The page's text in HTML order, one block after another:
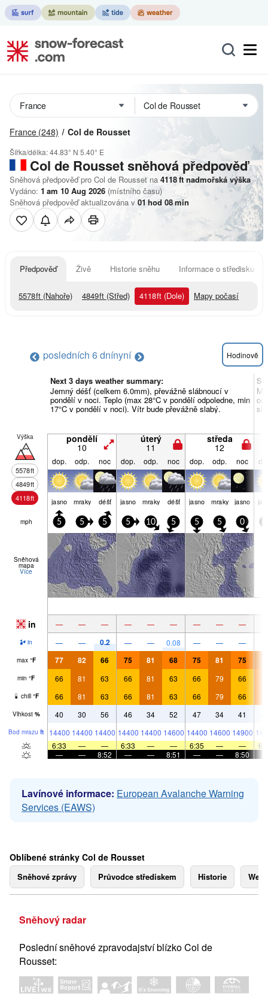
France (248) Col de Rousset
Šířka/délka:44.83° N 5.40° E
Col de Roussetsněhová předpověď
Sněhová předpověď pro Col de Rousset na 4118ft nadmořská výška
Vydáno: 1 am 10 Aug 2026 (místního času)
Sněhová předpověď aktualizována v 01 hod 08min
Předpověď Živě Historie sněhu Informace o středisku
5578ft (Nahoře) 4849ft (Střed) 4118ft (Dole) Mapy počasí
posledních 6 dnínyní Hodinově
Next 3 days weather summary:
Jemný déšť (celkem 6.0mm), převážně slábnoucí v
pondělí v noci. Teplo (max 28°C v pondělí odpoledne, min
17°C v pondělí v noci). Vítr bude převážně slabý.
Výška
5578ft
4849ft
4118ft
pondělí
10
úterý
11
středa
12
dop. odp. noc dop. odp. noc dop. odp. noc
jasno mraky déšť jasno mraky déšť jasno mraky jasno
mph 5 5 5 5 10 5 5 5 0
Sněhová
mapa
Více
in — — — — — — — — —
in — — 0.2 — — 0.08 — — —
max °F 77 82 66 75 81 68 75 81 75
min °F 66 81 63 66 81 63 66 79 66
chill °F 66 81 63 66 81 63 66 79 66
Vlhkost % 40 30 56 46 34 52 47 34 41
Bod mrazu ft 14400 14400 14400 14400 14400 14600 14400 14600 14900
6:33
— — 6:33 — — 6:35 — —
—
— 8:52 — — 8:51 — — 8:50
Lavínové informace: European Avalanche Warning
Services (EAWS)
Oblíbené stránky Col de Rousset
Sněhové zprávy Průvodce střediskem Historie
Sněhový radar
Poslední sněhové zpravodajství blízko Col de
Rousset: